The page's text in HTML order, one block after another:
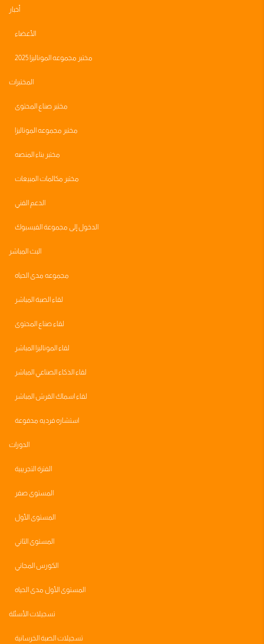
أخبار
الأعضاء
مختبر مجموعه الموناليزا 2025
المختبرات
مختبر صناع المحتوى
مختبر مجموعه الموناليزا
مختبر بناء المنصه
مختبر مكالمات المبيعات
الدعم الفني
الدخول إلى مجموعة الفيسبوك
البث المباشر
مجموعه مدى الحياه
لقاء الصبة المباشر
لقاء صناع المحتوى
لقاء الموناليزا المباشر
لقاء الذكاء الصناعي المباشر
لقاء اسماك القرش المباشر
استشاره فرديه مدفوعة
الدورات
الفترة التجريبية
المستوى صفر
المستوى الأول
المستوى الثاني
الكورس المجاني
المستوى الأول مدى الحياه
تسجيلات الأسئلة
تسجيلات الصبة الخرسانية